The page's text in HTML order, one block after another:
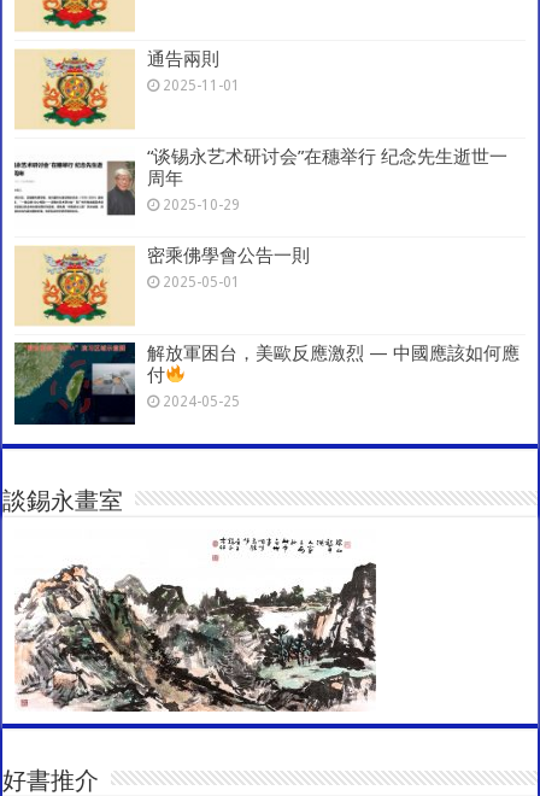
通告兩則
2025-11-01
“谈锡永艺术研讨会”在穗举行 纪念先生逝世一
周年
2025-10-29
密乘佛學會公告一則
2025-05-01
解放軍困台，美歐反應激烈 — 中國應該如何應
付
2024-05-25
談錫永畫室
好書推介